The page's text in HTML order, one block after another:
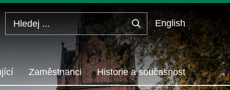
Hledej
...
English
Zaměstnanci Historie a současnost